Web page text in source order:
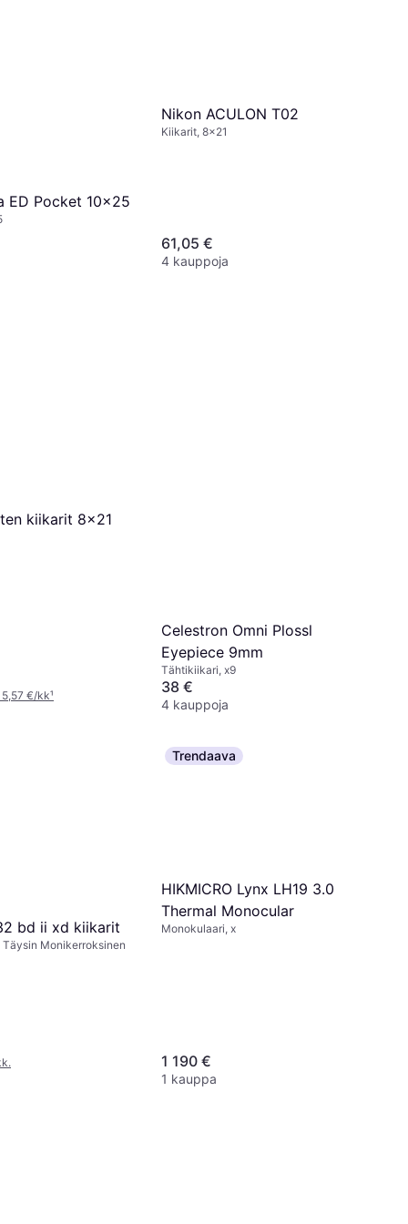
ED Pocket 10x25
Nikon ACULON T02
Kiikarit, 8x21
61,05 €
4 kauppoja
kiikarit 8x21
5,57 €/kk¹
Celestron Omni Plossl
Eyepiece 9mm
Tähtikiikari, x9
38 €
4 kauppoja
bd ii xd kiikarit
Monikerroksinen
Trendaava
HIKMICRO Lynx LH19 3.0
Thermal Monocular
Monokulaari, x
1 190 €
1 kauppa